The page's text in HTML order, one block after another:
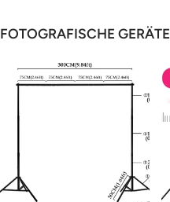
FOTOGRAFISCHE GERÄTE